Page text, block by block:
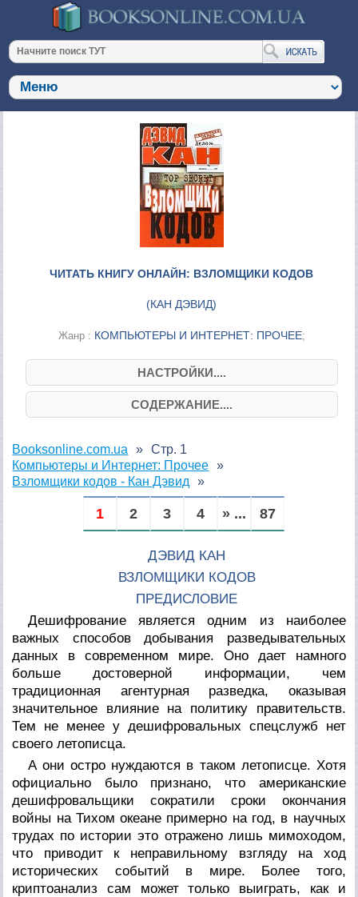
ЧИТАТЬ КНИГУ ОНЛАЙН: ВЗЛОМЩИКИ КОДОВ
(КАН ДЭВИД)
Жанр : КОМПЬЮТЕРЫ И ИНТЕРНЕТ: ПРОЧЕЕ;
НАСТРОЙКИ....
СОДЕРЖАНИЕ....
Booksonline.com.ua
Компьютеры и Интернет: Прочее
Взломщики кодов - Кан Дэвид
Стр. 1
1 2 3 4 » ... 87
ДЭВИД КАН
ВЗЛОМЩИКИ КОДОВ
ПРЕДИСЛОВИЕ
Дешифрование является одним из наиболее
важных способов добывания разведывательных
данных в современном мире. Оно дает намного
больше достоверной информации, чем
традиционная агентурная разведка, оказывая
значительное влияние на политику правительств.
Тем не менее у дешифровальных спецслужб нет
своего летописца.
А они остро нуждаются в таком летописце. Хотя
официально было признано, что американские
дешифровальщики сократили сроки окончания
войны на Тихом океане примерно на год, в научных
трудах по истории это отражено лишь мимоходом,
что приводит к неправильному взгляду на ход
исторических событий в мире. Более того,
криптоанализ сам может только выиграть, как и